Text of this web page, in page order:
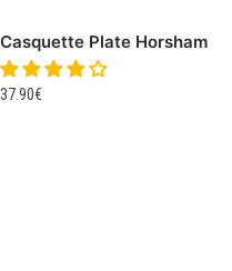
Casquette Plate Horsham
37.90€